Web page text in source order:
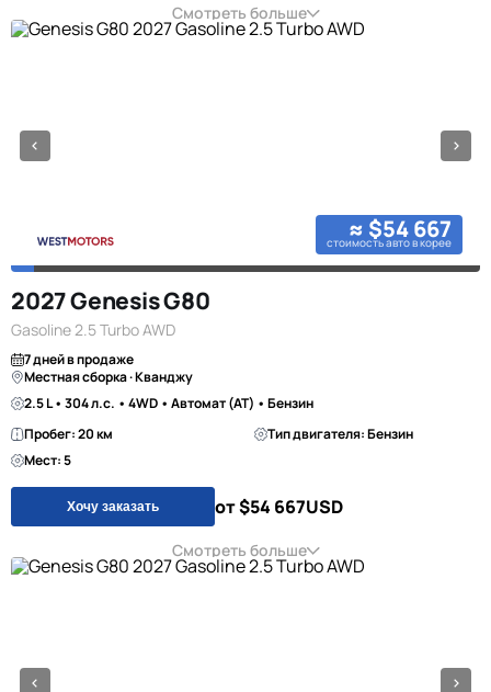
Смотреть больше
≈ $54 667
стоимость авто в корее
2027 Genesis G80
Gasoline 2.5 Turbo AWD
7 дней в продаже
Местная сборка · Кванджу
2.5 L • 304 л.с. • 4WD • Автомат (AT) • Бензин
Пробег: 20 км
Тип двигателя: Бензин
Мест: 5
Хочу заказать от $54 667USD
Смотреть больше